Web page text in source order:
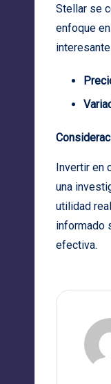
Stellar se
enfoque
Invertir en
una
utilidad
informado
efectiva.